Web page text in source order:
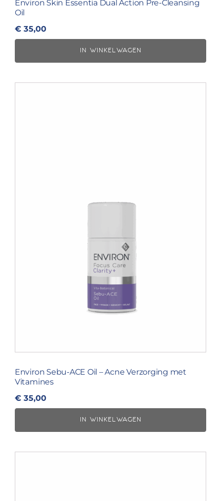
Environ Skin Essentia Dual Action Pre-Cleansing
Oil
€ 35,00
IN WINKELWAGEN
Environ Sebu-ACE Oil – Acne Verzorging met
Vitamines
€ 35,00
IN WINKELWAGEN